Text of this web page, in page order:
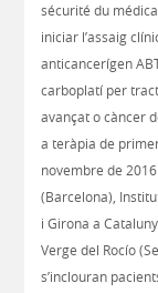
sécurité du
iniciar l’assaig
anticancerígen
carboplatí per
avançat o càncer
a teràpia de
novembre de
(Barcelona),
i Girona a
Verge del Rocío
s’inclouran